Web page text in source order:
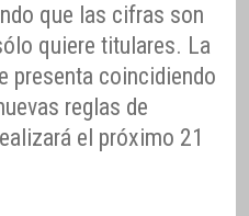
que las cifras son
quiere titulares. La
presenta coincidiendo
reglas de
el próximo 21